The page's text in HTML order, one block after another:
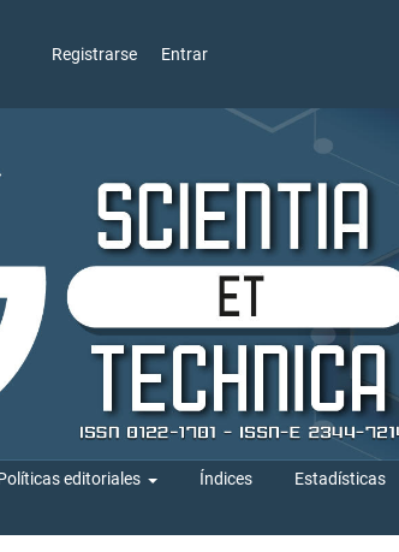
Registrarse Entrar
editoriales Índices Estadísticas